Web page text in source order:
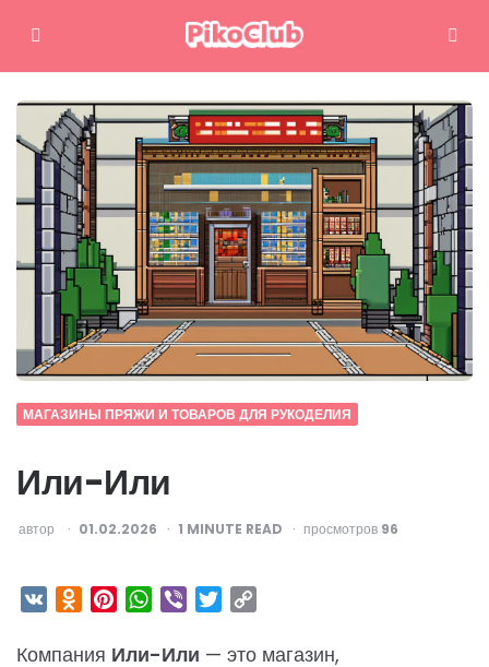
Меню Поиск
МАГАЗИНЫ ПРЯЖИ И ТОВАРОВ ДЛЯ РУКОДЕЛИЯ
Или-Или
ОПУБЛИКОВАНО
автор 01.02.2026 1 MINUTE READ просмотров 96
VK Odnoklassniki
PinterestWhatsApp
Viber Twitter
Компания Или-Или — это магазин,